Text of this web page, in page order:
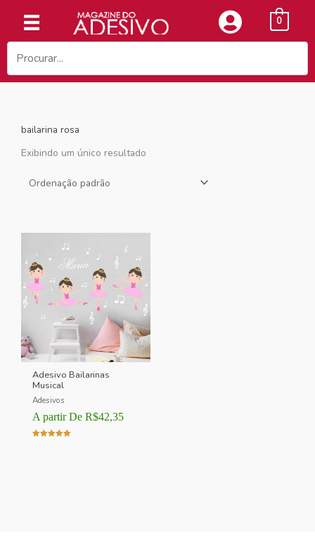
conteúdo
0
bailarina rosa
Exibindo um único resultado
Adesivo Bailarinas
Musical
Adesivos
A partir De R$42,35